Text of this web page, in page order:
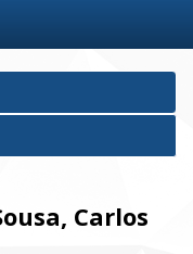
Carlos